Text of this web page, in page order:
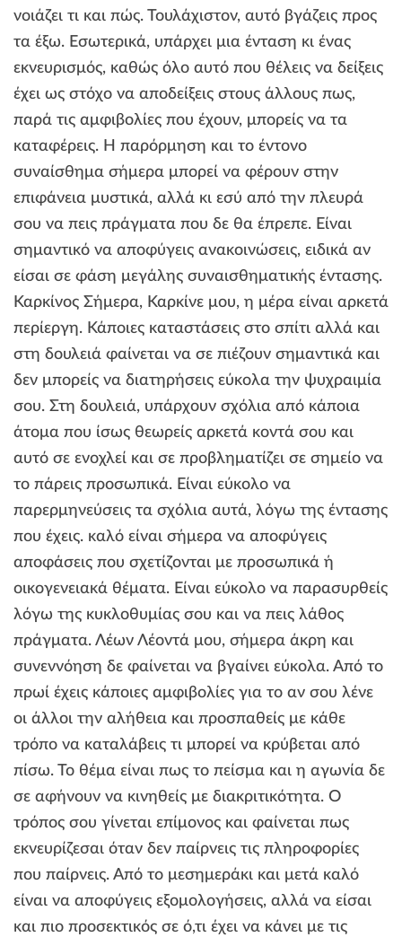
νοιάζει τι και πώς. Τουλάχιστον, αυτό βγάζεις προς
τα έξω. Εσωτερικά, υπάρχει μια ένταση κι ένας
εκνευρισμός, καθώς όλο αυτό που θέλεις να δείξεις
έχει ως στόχο να αποδείξεις στους άλλους πως,
παρά τις αμφιβολίες που έχουν, μπορείς να τα
καταφέρεις. Η παρόρμηση και το έντονο
συναίσθημα σήμερα μπορεί να φέρουν στην
επιφάνεια μυστικά, αλλά κι εσύ από την πλευρά
σου να πεις πράγματα που δε θα έπρεπε. Είναι
σημαντικό να αποφύγεις ανακοινώσεις, ειδικά αν
είσαι σε φάση μεγάλης συναισθηματικής έντασης.
Καρκίνος Σήμερα, Καρκίνε μου, η μέρα είναι αρκετά
περίεργη. Κάποιες καταστάσεις στο σπίτι αλλά και
στη δουλειά φαίνεται να σε πιέζουν σημαντικά και
δεν μπορείς να διατηρήσεις εύκολα την ψυχραιμία
σου. Στη δουλειά, υπάρχουν σχόλια από κάποια
άτομα που ίσως θεωρείς αρκετά κοντά σου και
αυτό σε ενοχλεί και σε προβληματίζει σε σημείο να
το πάρεις προσωπικά. Είναι εύκολο να
παρερμηνεύσεις τα σχόλια αυτά, λόγω της έντασης
που έχεις. καλό είναι σήμερα να αποφύγεις
αποφάσεις που σχετίζονται με προσωπικά ή
οικογενειακά θέματα. Είναι εύκολο να παρασυρθείς
λόγω της κυκλοθυμίας σου και να πεις λάθος
πράγματα. Λέων Λέοντά μου, σήμερα άκρη και
συνεννόηση δε φαίνεται να βγαίνει εύκολα. Από το
πρωί έχεις κάποιες αμφιβολίες για το αν σου λένε
οι άλλοι την αλήθεια και προσπαθείς με κάθε
τρόπο να καταλάβεις τι μπορεί να κρύβεται από
πίσω. Το θέμα είναι πως το πείσμα και η αγωνία δε
σε αφήνουν να κινηθείς με διακριτικότητα. Ο
τρόπος σου γίνεται επίμονος και φαίνεται πως
εκνευρίζεσαι όταν δεν παίρνεις τις πληροφορίες
που παίρνεις. Από το μεσημεράκι και μετά καλό
είναι να αποφύγεις εξομολογήσεις, αλλά να είσαι
και πιο προσεκτικός σε ό,τι έχει να κάνει με τις